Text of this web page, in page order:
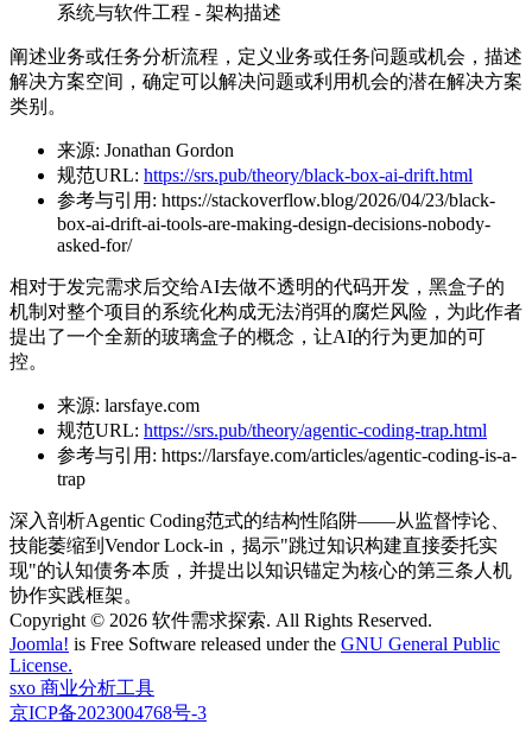
系统与软件工程 - 架构描述
阐述业务或任务分析流程，定义业务或任务问题或机会，描述
解决方案空间，确定可以解决问题或利用机会的潜在解决方案
类别。
来源: Jonathan Gordon
规范URL: https://srs.pub/theory/black-box-ai-drift.html
参考与引用: https://stackoverflow.blog/2026/04/23/black-
box-ai-drift-ai-tools-are-making-design-decisions-nobody-
asked-for/
相对于发完需求后交给AI去做不透明的代码开发，黑盒子的
机制对整个项目的系统化构成无法消弭的腐烂风险，为此作者
提出了一个全新的玻璃盒子的概念，让AI的行为更加的可
控。
来源: larsfaye.com
规范URL: https://srs.pub/theory/agentic-coding-trap.html
参考与引用: https://larsfaye.com/articles/agentic-coding-is-a-
trap
深入剖析Agentic Coding范式的结构性陷阱——从监督悖论、
技能萎缩到Vendor Lock-in，揭示"跳过知识构建直接委托实
现"的认知债务本质，并提出以知识锚定为核心的第三条人机
协作实践框架。
Copyright © 2026 软件需求探索. All Rights Reserved.
Joomla! is Free Software released under the GNU General Public
License.
sxo 商业分析工具
京ICP备2023004768号-3